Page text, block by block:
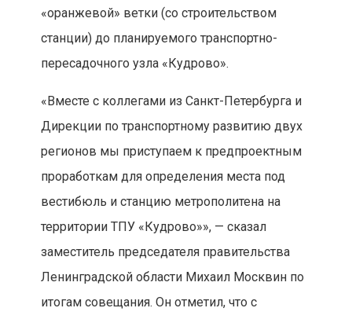
«оранжевой» ветки (со строительством
станции) до планируемого транспортно-
пересадочного узла «Кудрово».
«Вместе с коллегами из Санкт-Петербурга и
Дирекции по транспортному развитию двух
регионов мы приступаем к предпроектным
проработкам для определения места под
вестибюль и станцию метрополитена на
территории ТПУ «Кудрово»», — сказал
заместитель председателя правительства
Ленинградской области Михаил Москвин по
итогам совещания. Он отметил, что с